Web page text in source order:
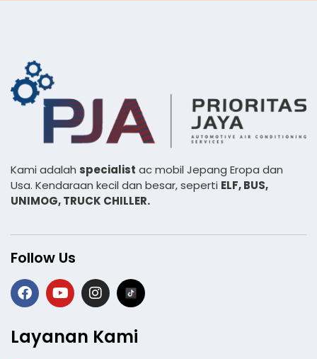
Kami adalah specialist ac mobil Jepang Eropa dan
Usa. Kendaraan kecil dan besar, seperti ELF, BUS,
UNIMOG, TRUCK CHILLER.
Follow Us
Layanan Kami